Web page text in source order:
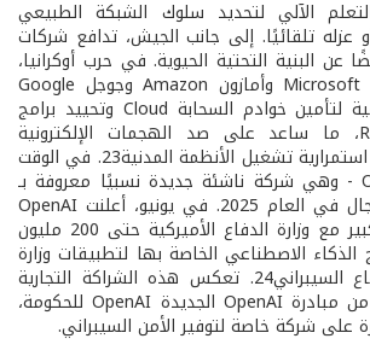
الآلي لتحديد سلوك الشبكة الطبيعي
عزله تلقائيًا. إلى جانب الجيش، تدافع شركات
عن البنية التحتية الحيوية. في حرب أوكرانيا،
سارعت مايكروسوفت Microsoft وأمازون Amazon وجوجل Google
لنقل البيانات الحكومية لتأمين خوادم السحابة Cloud وتحييد برامج
الفدية Ransomware، ما ساعد على صد الهجمات الإلكترونية
الروسية وحافظ على استمرارية تشغيل الأنظمة المدنية23. في الوقت
نفسه، دخلت OpenAI - وهي شركة ناشئة جديدة نسبيًا معروفة بـ
ChatGPT - هذا المجال في العام 2025. في يونيو، أعلنت OpenAI
عن مشروع تجريبي كبير مع وزارة الدفاع الأميركية حتى 200 مليون
الذكاء الاصطناعي الخاصة بها لتطبيقات وزارة
الدفاع لا سيما الدفاع السيبراني24. تعكس هذه الشراكة التجارية
المباشرة، وهي جزء من مبادرة OpenAI الجديدة OpenAI للحكومة،
على شركة خاصة لتوفير الأمن السيبراني.